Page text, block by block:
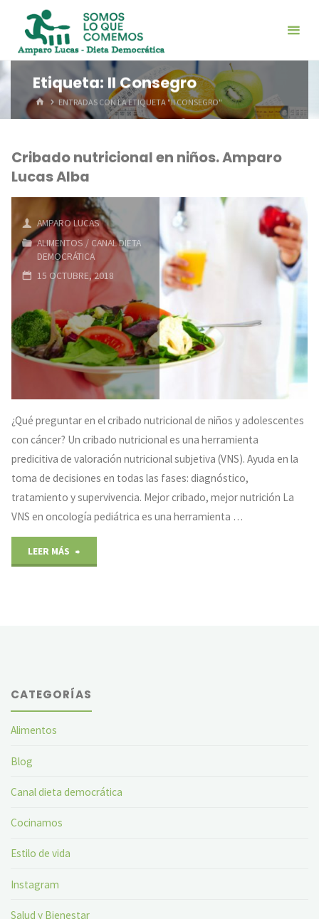
contenido
Etiqueta: II Consegro
INICIOENTRADAS CON LA ETIQUETA "II CONSEGRO"
Cribado nutricional en niños. Amparo
Lucas Alba
AMPARO LUCAS
ALIMENTOS / CANAL DIETA
DEMOCRÁTICA
15 OCTUBRE, 2018
¿Qué preguntar en el cribado nutricional de niños y adolescentes
con cáncer? Un cribado nutricional es una herramienta
predicitiva de valoración nutricional subjetiva (VNS). Ayuda en la
toma de decisiones en todas las fases: diagnóstico,
tratamiento y supervivencia. Mejor cribado, mejor nutrición La
VNS en oncología pediátrica es una herramienta …
LEER MÁS
Lucas
CATEGORÍAS
Alimentos
Blog
Canal dieta democrática
Cocinamos
Estilo de vida
Instagram
Salud y Bienestar